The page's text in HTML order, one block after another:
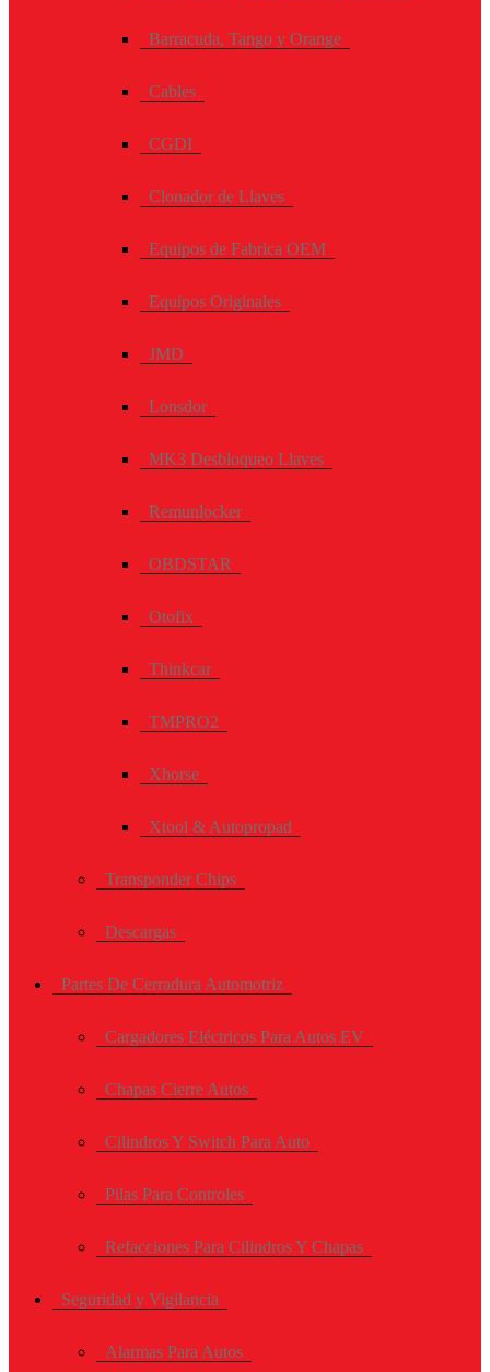
Barracuda, Tango y Orange
Cables
CGDI
Clonador de Llaves
Equipos de Fabrica OEM
Equipos Originales
JMD
Lonsdor
MK3 Desbloqueo Llaves
Remunlocker
OBDSTAR
Otofix
Thinkcar
TMPRO2
Xhorse
Xtool & Autopropad
Transponder Chips
Descargas
Partes De Cerradura Automotriz
Cargadores Eléctricos Para Autos EV
Chapas Cierre Autos
Cilindros Y Switch Para Auto
Pilas Para Controles
Refacciones Para Cilindros Y Chapas
Seguridad y Vigilancia
Alarmas Para Autos